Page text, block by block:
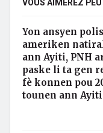
VOUS AIMEREZ
Yon ansyen
ameriken
ann Ayiti, PNH
paske li ta gen
fè konnen pou
tounen ann Ayiti